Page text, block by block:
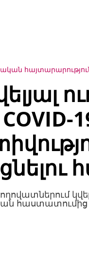
հաստատումից